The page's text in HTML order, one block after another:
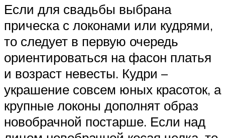
Если для свадьбы выбрана
прическа с локонами или кудрями,
то следует в первую очередь
ориентироваться на фасон платья
и возраст невесты. Кудри –
украшение совсем юных красоток, а
крупные локоны дополнят образ
новобрачной постарше. Если над